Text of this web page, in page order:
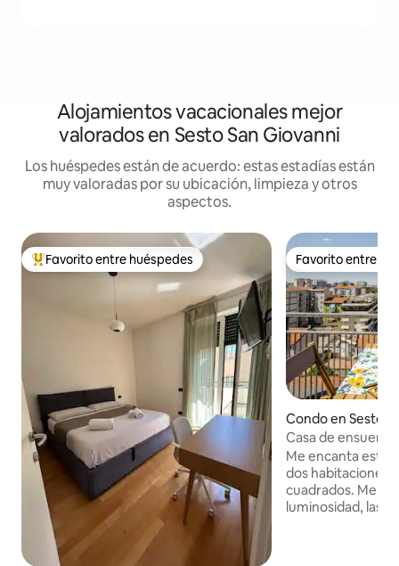
Alojamientos vacacionales mejor
valorados en Sesto San Giovanni
Los huéspedes están de acuerdo: estas estadías están
muy valoradas por su ubicación, limpieza y otros
aspectos.
Favorito entre huéspedes preferido
Favorito entre huéspedes Favorito entre
Favorito entre
Condo en Sesto
Casa de ensueño
Duomo M1
Me encanta este
dos habitaciones
cuadrados. Me llamó la atención su
luminosidad, las